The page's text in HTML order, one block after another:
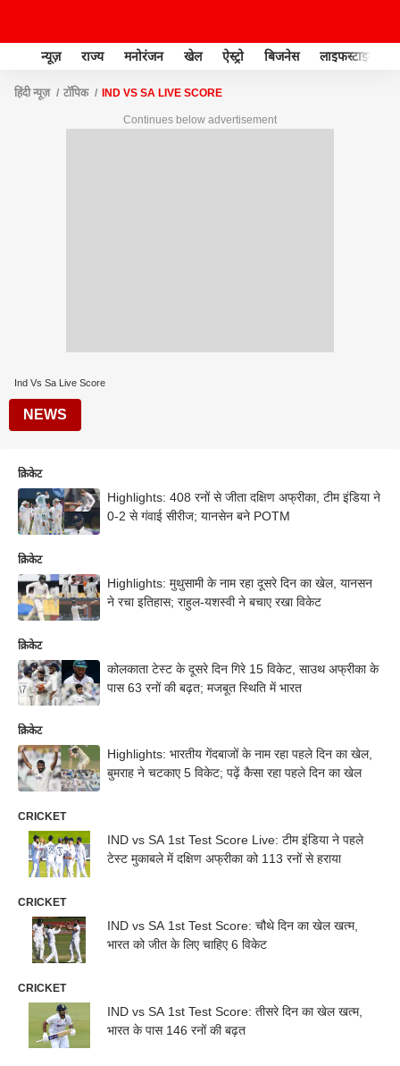
न्यूज़ राज्य मनोरंजन खेल ऐस्ट्रो बिजनेस लाइफस्टाइल
हिंदी न्यूज़ टॉपिक IND VS SA LIVE SCORE
Continues below advertisement
Ind Vs Sa Live Score
NEWS
क्रिकेट
Highlights: 408 रनों से जीता दक्षिण अफ्रीका, टीम इंडिया ने
0-2 से गंवाई सीरीज; यानसेन बने POTM
क्रिकेट
Highlights: मुथुसामी के नाम रहा दूसरे दिन का खेल, यानसन
ने रचा इतिहास; राहुल-यशस्वी ने बचाए रखा विकेट
क्रिकेट
कोलकाता टेस्ट के दूसरे दिन गिरे 15 विकेट, साउथ अफ्रीका के
पास 63 रनों की बढ़त; मजबूत स्थिति में भारत
क्रिकेट
Highlights: भारतीय गेंदबाजों के नाम रहा पहले दिन का खेल,
बुमराह ने चटकाए 5 विकेट; पढ़ें कैसा रहा पहले दिन का खेल
CRICKET
IND vs SA 1st Test Score Live: टीम इंडिया ने पहले
टेस्ट मुकाबले में दक्षिण अफ्रीका को 113 रनों से हराया
CRICKET
IND vs SA 1st Test Score: चौथे दिन का खेल खत्म,
भारत को जीत के लिए चाहिए 6 विकेट
CRICKET
IND vs SA 1st Test Score: तीसरे दिन का खेल खत्म,
भारत के पास 146 रनों की बढ़त